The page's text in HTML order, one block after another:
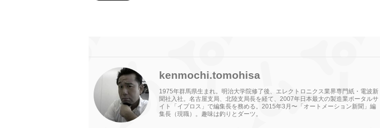
kenmochi.tomohisa
1975年群馬県生まれ。明治大学院修了後、エレクトロニクス業界専門紙・電波新
聞社入社。名古屋支局、北陸支局長を経て、2007年日本最大の製造業ポータルサ
イト「イプロス」で編集長を務める。2015年3月〜「オートメーション新聞」編
集長（現職）。趣味は釣りとダーツ。